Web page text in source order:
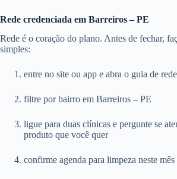
Rede credenciada em Barreiros – PE
Rede é o coração do plano. Antes de fechar,
simples:
entre no site ou app e abra o guia de rede
filtre por bairro em Barreiros – PE
ligue para duas clínicas e pergunte se
produto que você quer
confirme agenda para limpeza neste mês